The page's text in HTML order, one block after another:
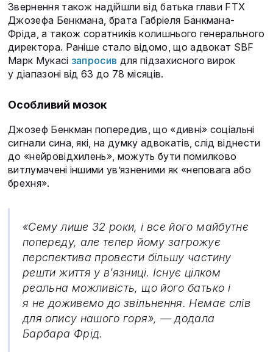
Звернення також надійшли від батька глави FTX
Джозефа Бенкмана, брата Габріеля Банкмана-
Фріда, а також соратників колишнього генерального
директора. Раніше стало відомо, що адвокат SBF
Марк Мукасі запросив для підзахисного вирок
у діапазоні від 63 до 78 місяців.
Особливий мозок
Джозеф Бенкман попередив, що «дивні» соціальні
сигнали сина, які, на думку адвокатів, слід віднести
до «нейровідхилень», можуть бути помилково
витлумачені іншими ув’язненими як «неповага або
брехня».
«Сему лише 32 роки, і все його майбутнє
попереду, але тепер йому загрожує
перспектива провести більшу частину
решти життя у в’язниці. Існує цілком
реальна можливість, що його батько і
я не доживемо до звільнення. Немає слів
для опису нашого горя», — додала
Барбара Фрід.